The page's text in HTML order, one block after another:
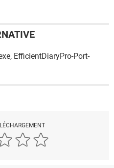
EfficientDiaryPro-Port-